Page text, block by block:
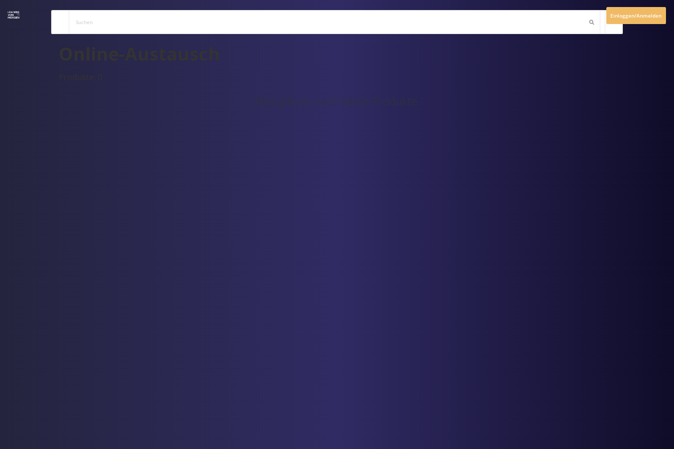
Einloggen/Anmelden
Online-Austausch
Hier gibt es noch keine Produkte.